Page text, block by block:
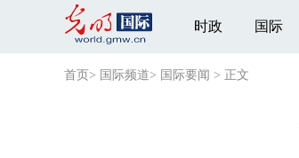
时政 国际
首页 > 国际频道> 国际要闻 > 正文